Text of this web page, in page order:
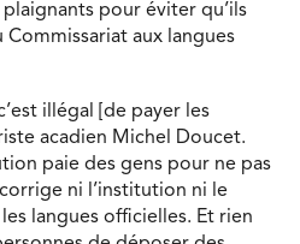
pour éviter qu’ils
aux langues
illégal [de payer les
acadien Michel Doucet.
paie des gens pour ne pas
ni l’institution ni le
langues officielles. Et rien